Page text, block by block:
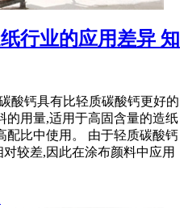
行业的应用差异 知
酸钙具有比轻质碳酸钙更好的
的用量,适用于高固含量的造纸
配比中使用。 由于轻质碳酸钙
较差,因此在涂布颜料中应用